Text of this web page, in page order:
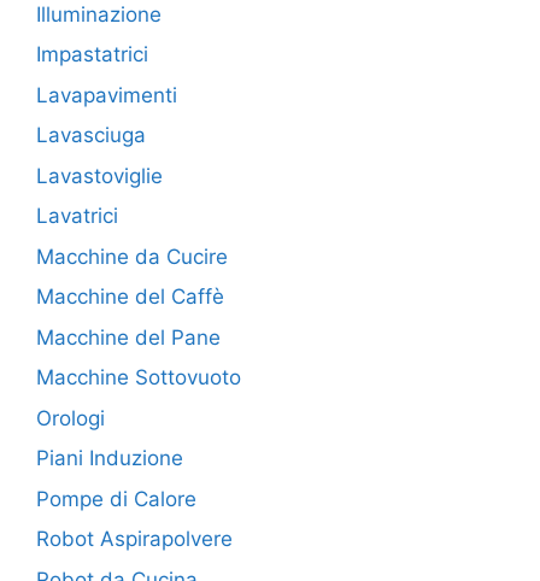
Illuminazione
Impastatrici
Lavapavimenti
Lavasciuga
Lavastoviglie
Lavatrici
Macchine da Cucire
Macchine del Caffè
Macchine del Pane
Macchine Sottovuoto
Orologi
Piani Induzione
Pompe di Calore
Robot Aspirapolvere